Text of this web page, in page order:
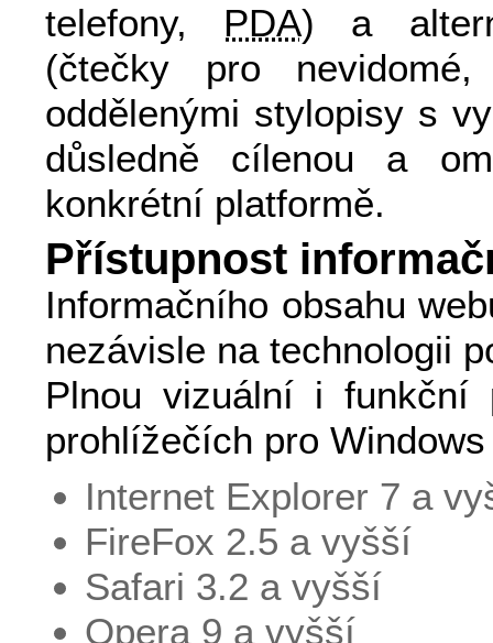
telefony, PDA) a
(čtečky pro
oddělenými stylopisy s
důsledně cílenou a
konkrétní platformě.
Přístupnost
Informačního obsahu
nezávisle na technologii
Plnou vizuální i funkční
prohlížečích pro
Internet Explorer 7 a
FireFox 2.5 a vyšší
Safari 3.2 a vyšší
Opera 9 a vyšší